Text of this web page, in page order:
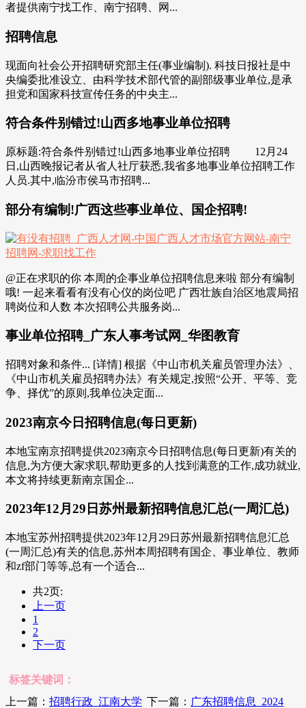
者提供南宁找工作、南宁招聘、网...
招聘信息
现面向社会公开招聘研究部主任(事业编制). 科技日报社是中
央编委批准设立、由科学技术部代管的副部级事业单位,是承
担党和国家科技宣传任务的中央主...
符合条件别错过!山西多地事业单位招聘
原标题:符合条件别错过!山西多地事业单位招聘 12月24
日,山西晚报记者从省人社厅获悉,我省多地事业单位招聘工作
人员.其中,临汾市侯马市招聘...
部分有编制!广西这些事业单位、国企招聘!
@正在求职的你 本周的企事业单位招聘信息来啦 部分有编制
哦! 一起来看看有没有心仪的岗位吧 广西壮族自治区地震局招
聘岗位和人数 本次招聘公共服务岗...
事业单位招聘_广东人事考试网_华图教育
招聘对象和条件... [详情] 根据《中山市机关雇员管理办法》、
《中山市机关雇员招聘办法》有关规定,按照“公开、平等、竞
争、择优”的原则,我单位决定面...
2023南京今日招聘信息(每日更新)
本地宝南京招聘提供2023南京今日招聘信息(每日更新)有关的
信息,为方便大家求职,帮助更多的人找到满意的工作,成功就业,
本文将持续更新南京国企...
2023年12月29日苏州最新招聘信息汇总(一周汇总)
本地宝苏州招聘提供2023年12月29日苏州最新招聘信息汇总
(一周汇总)有关的信息,苏州本周招聘有国企、事业单位、教师
和zf部门等等,总有一个适合...
共2页:
上一页
1
2
下一页
标签关键词：
上一篇： 招聘行政_江南大学 下一篇： 广东招聘信息_2024